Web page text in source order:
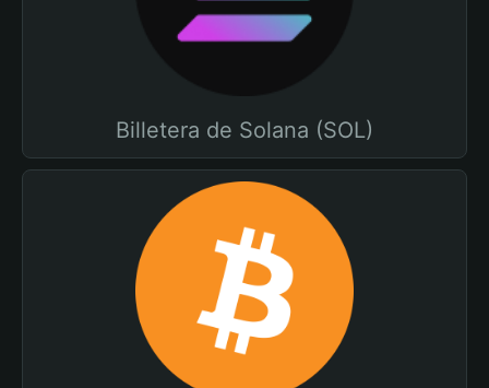
Billetera de Solana (SOL)